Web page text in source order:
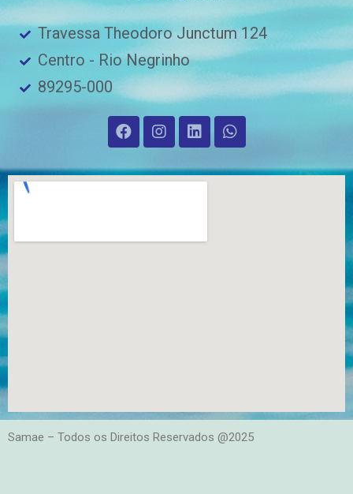
Travessa Theodoro Junctum 124
Centro - Rio Negrinho
89295-000
Samae – Todos os Direitos Reservados @2025